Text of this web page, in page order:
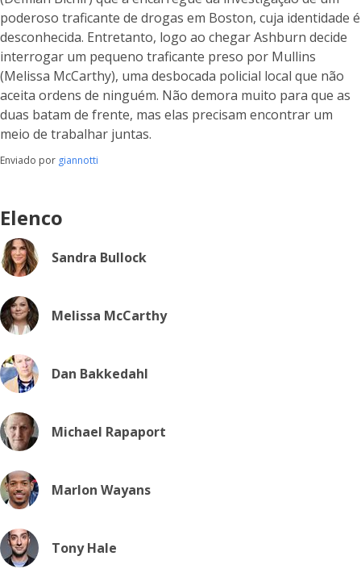
poderoso traficante de drogas em Boston, cuja identidade é
desconhecida. Entretanto, logo ao chegar Ashburn decide
interrogar um pequeno traficante preso por Mullins
(Melissa McCarthy), uma desbocada policial local que não
aceita ordens de ninguém. Não demora muito para que as
duas batam de frente, mas elas precisam encontrar um
meio de trabalhar juntas.
Enviado por giannotti
Elenco
Sandra Bullock
Melissa McCarthy
Dan Bakkedahl
Michael Rapaport
Marlon Wayans
Tony Hale